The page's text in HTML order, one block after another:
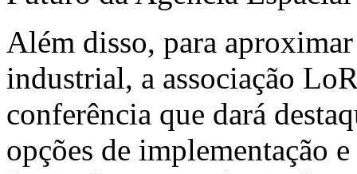
Além disso, para
industrial, a associação
conferência que dará
opções de implementação